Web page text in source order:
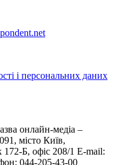
і персональних даних
онлайн-медіа –
місто Київ,
Б, офіс 208/1 E-mail:
044-205-43-00